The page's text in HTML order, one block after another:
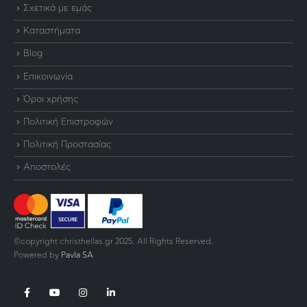
Σχετικά με εμάς
Καταστήματα
Blog
Επικοινωνία
Όροι χρήσης
Πολιτική Επιστροφών
Πολιτική Προστασίας
Αποστολές
©copyright christhellas.gr 2025. All Rights Reserved.
Powered by Pavla SA